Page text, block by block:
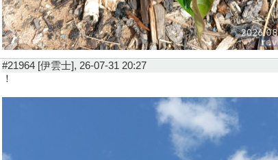
#21964 [伊雲士], 26-07-31 20:27
！